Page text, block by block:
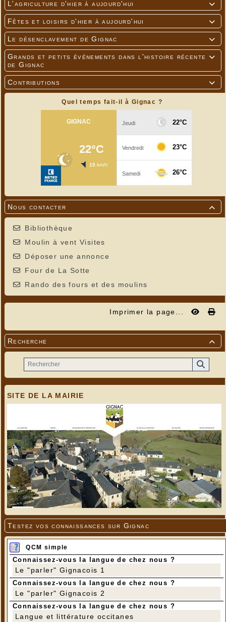

L'agriculture d'hier à aujourd'hui

Fêtes et loisirs d'hier à aujourd'hui

Le désenclavement de Gignac

Grands et petits événements dans l'histoire récente
de Gignac

Contributions
Quel temps fait-il à Gignac ?

Nous contacter
Bibliothèque
Moulin à vent Visites
Déposer une annonce
Four de La Sotte
Rando des fours et des moulins
Imprimer la page...

Recherche
SITE DE LA MAIRIE
Testez vos connaissances sur Gignac
QCM simple
Connaissez-vous la langue de chez nous ?
Le "parler" Gignacois 1
Connaissez-vous la langue de chez nous ?
Le "parler" Gignacois 2
Connaissez-vous la langue de chez nous ?
Langue et littérature occitanes